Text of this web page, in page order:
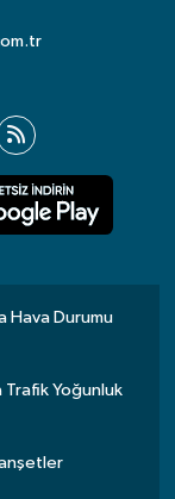
Hava Durumu
Trafik Yoğunluk